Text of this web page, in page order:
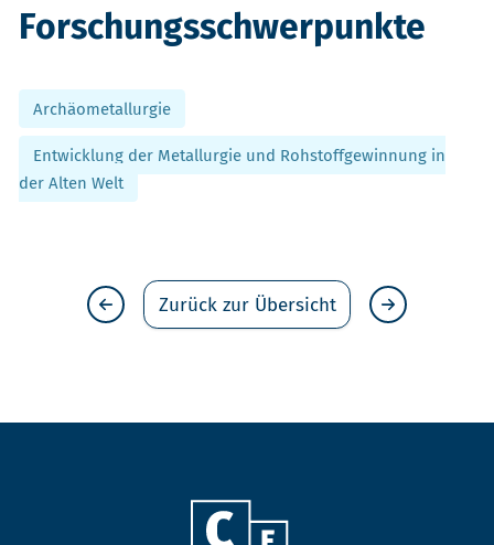
Forschungsschwerpunkte
Archäometallurgie
Entwicklung der Metallurgie und Rohstoffgewinnung in
der Alten Welt
Zurück zur Übersicht